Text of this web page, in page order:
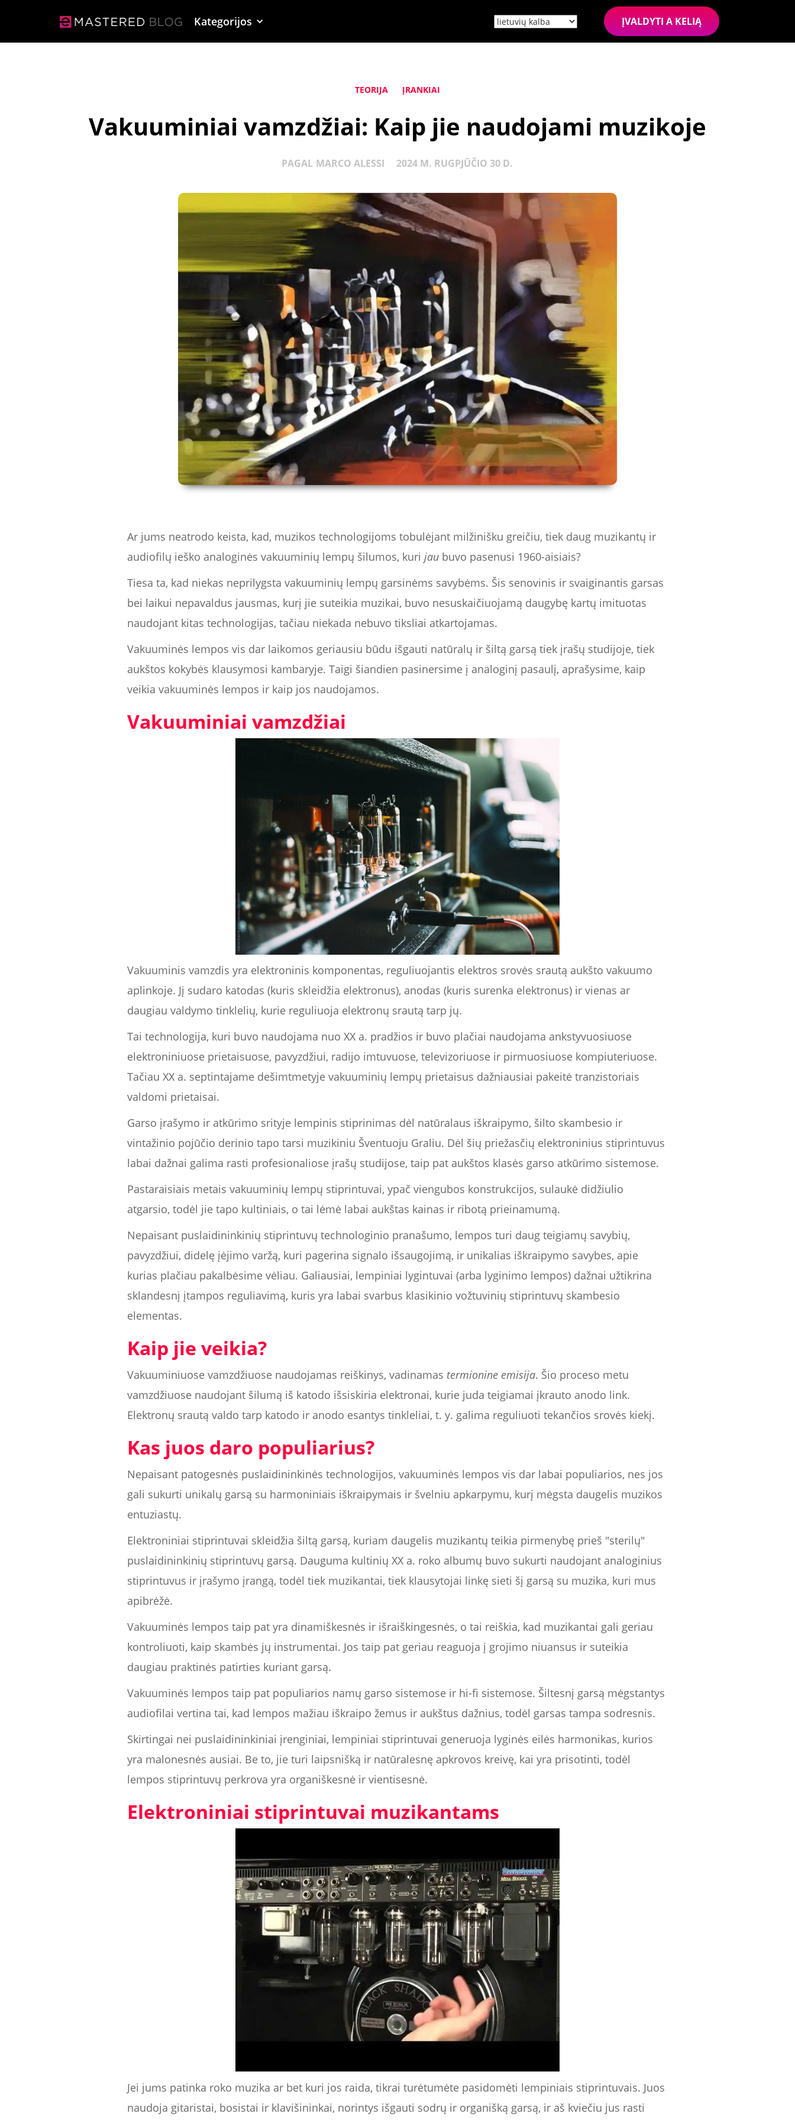
Kategorijos ĮVALDYTI A KELIĄ
TEORIJA ĮRANKIAI
Vakuuminiai vamzdžiai: Kaip jie naudojami muzikoje
PAGAL MARCO ALESSI 2024 M. RUGPJŪČIO 30 D.
Ar jums neatrodo keista, kad, muzikos technologijoms tobulėjant milžinišku greičiu, tiek daug muzikantų ir
audiofilų ieško analoginės vakuuminių lempų šilumos, kurijau buvo pasenusi 1960-aisiais?
Tiesa ta, kad niekas neprilygsta vakuuminių lempų garsinėms savybėms. Šis senovinis ir svaiginantis garsas
bei laikui nepavaldus jausmas, kurį jie suteikia muzikai, buvo nesuskaičiuojamą daugybę kartų imituotas
naudojant kitas technologijas, tačiau niekada nebuvo tiksliai atkartojamas.
Vakuuminės lempos vis dar laikomos geriausiu būdu išgauti natūralų ir šiltą garsą tiek įrašų studijoje, tiek
aukštos kokybės klausymosi kambaryje. Taigi šiandien pasinersime į analoginį pasaulį, aprašysime, kaip
veikia vakuuminės lempos ir kaip jos naudojamos.
Vakuuminiai vamzdžiai
Vakuuminis vamzdis yra elektroninis komponentas, reguliuojantis elektros srovės srautą aukšto vakuumo
aplinkoje. Jį sudaro katodas (kuris skleidžia elektronus), anodas (kuris surenka elektronus) ir vienas ar
daugiau valdymo tinklelių, kurie reguliuoja elektronų srautą tarp jų.
Tai technologija, kuri buvo naudojama nuo XX a. pradžios ir buvo plačiai naudojama ankstyvuosiuose
elektroniniuose prietaisuose, pavyzdžiui, radijo imtuvuose, televizoriuose ir pirmuosiuose kompiuteriuose.
Tačiau XX a. septintajame dešimtmetyje vakuuminių lempų prietaisus dažniausiai pakeitė tranzistoriais
valdomi prietaisai.
Garso įrašymo ir atkūrimo srityje lempinis stiprinimas dėl natūralaus iškraipymo, šilto skambesio ir
vintažinio pojūčio derinio tapo tarsi muzikiniu Šventuoju Graliu. Dėl šių priežasčių elektroninius stiprintuvus
labai dažnai galima rasti profesionaliose įrašų studijose, taip pat aukštos klasės garso atkūrimo sistemose.
Pastaraisiais metais vakuuminių lempų stiprintuvai, ypač viengubos konstrukcijos, sulaukė didžiulio
atgarsio, todėl jie tapo kultiniais, o tai lėmė labai aukštas kainas ir ribotą prieinamumą.
Nepaisant puslaidininkinių stiprintuvų technologinio pranašumo, lempos turi daug teigiamų savybių,
pavyzdžiui, didelę įėjimo varžą, kuri pagerina signalo išsaugojimą, ir unikalias iškraipymo savybes, apie
kurias plačiau pakalbėsime vėliau. Galiausiai, lempiniai lygintuvai (arba lyginimo lempos) dažnai užtikrina
sklandesnį įtampos reguliavimą, kuris yra labai svarbus klasikinio vožtuvinių stiprintuvų skambesio
elementas.
Kaip jie veikia?
Vakuuminiuose vamzdžiuose naudojamas reiškinys, vadinamas termionine emisija. Šio proceso metu
vamzdžiuose naudojant šilumą iš katodo išsiskiria elektronai, kurie juda teigiamai įkrauto anodo link.
Elektronų srautą valdo tarp katodo ir anodo esantys tinkleliai, t. y. galima reguliuoti tekančios srovės kiekį.
Kas juos daro populiarius?
Nepaisant patogesnės puslaidininkinės technologijos, vakuuminės lempos vis dar labai populiarios, nes jos
gali sukurti unikalų garsą su harmoniniais iškraipymais ir švelniu apkarpymu, kurį mėgsta daugelis muzikos
entuziastų.
Elektroniniai stiprintuvai skleidžia šiltą garsą, kuriam daugelis muzikantų teikia pirmenybę prieš "sterilų"
puslaidininkinių stiprintuvų garsą. Dauguma kultinių XX a. roko albumų buvo sukurti naudojant analoginius
stiprintuvus ir įrašymo įrangą, todėl tiek muzikantai, tiek klausytojai linkę sieti šį garsą su muzika, kuri mus
apibrėžė.
Vakuuminės lempos taip pat yra dinamiškesnės ir išraiškingesnės, o tai reiškia, kad muzikantai gali geriau
kontroliuoti, kaip skambės jų instrumentai. Jos taip pat geriau reaguoja į grojimo niuansus ir suteikia
daugiau praktinės patirties kuriant garsą.
Vakuuminės lempos taip pat populiarios namų garso sistemose ir hi-fi sistemose. Šiltesnį garsą mėgstantys
audiofilai vertina tai, kad lempos mažiau iškraipo žemus ir aukštus dažnius, todėl garsas tampa sodresnis.
Skirtingai nei puslaidininkiniai įrenginiai, lempiniai stiprintuvai generuoja lyginės eilės harmonikas, kurios
yra malonesnės ausiai. Be to, jie turi laipsnišką ir natūralesnę apkrovos kreivę, kai yra prisotinti, todėl
lempos stiprintuvų perkrova yra organiškesnė ir vientisesnė.
Elektroniniai stiprintuvai muzikantams
Jei jums patinka roko muzika ar bet kuri jos raida, tikrai turėtumėte pasidomėti lempiniais stiprintuvais. Juos
naudoja gitaristai, bosistai ir klavišininkai, norintys išgauti sodrų ir organišką garsą, ir aš kviečiu jus rasti